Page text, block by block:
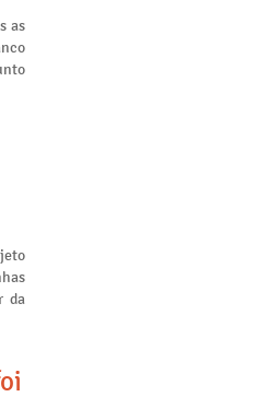
as
da